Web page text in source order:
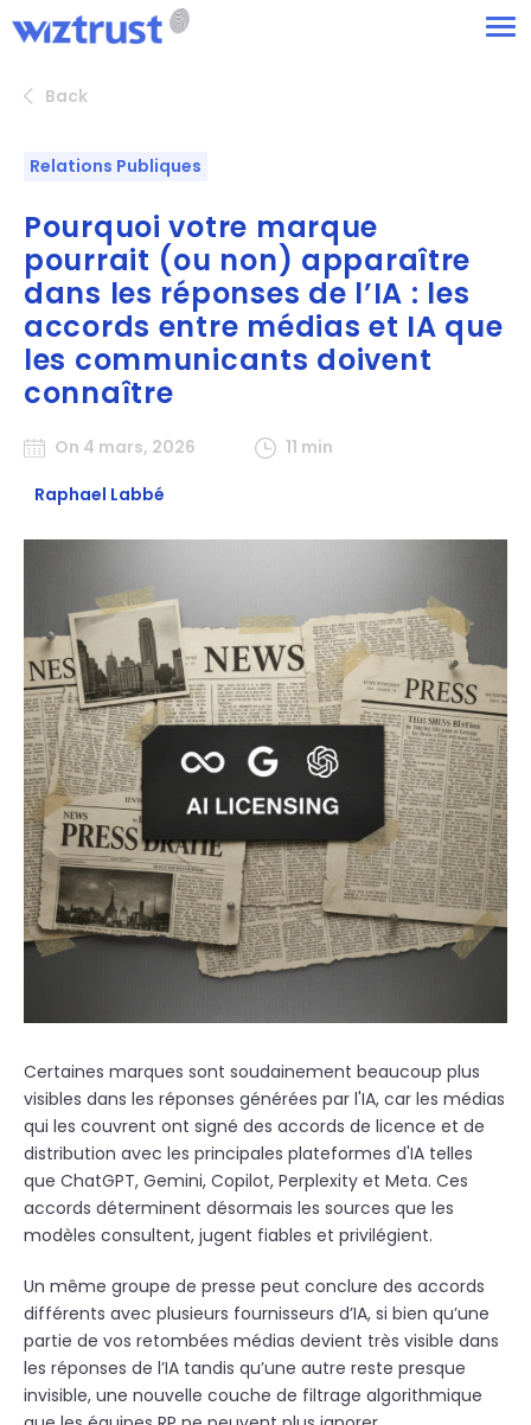
Back
Relations Publiques
Pourquoi votre marque
pourrait (ou non) apparaître
dans les réponses de l’IA : les
accords entre médias et IA que
les communicants doivent
connaître
On 4 mars, 2026
11 min
Raphael Labbé
Certaines marques sont soudainement beaucoup plus
visibles dans les réponses générées par l'IA, car les médias
qui les couvrent ont signé des accords de licence et de
distribution avec les principales plateformes d'IA telles
que ChatGPT, Gemini, Copilot, Perplexity et Meta. Ces
accords déterminent désormais les sources que les
modèles consultent, jugent fiables et privilégient.
Un même groupe de presse peut conclure des accords
différents avec plusieurs fournisseurs d’IA, si bien qu’une
partie de vos retombées médias devient très visible dans
les réponses de l’IA tandis qu’une autre reste presque
invisible, une nouvelle couche de filtrage algorithmique